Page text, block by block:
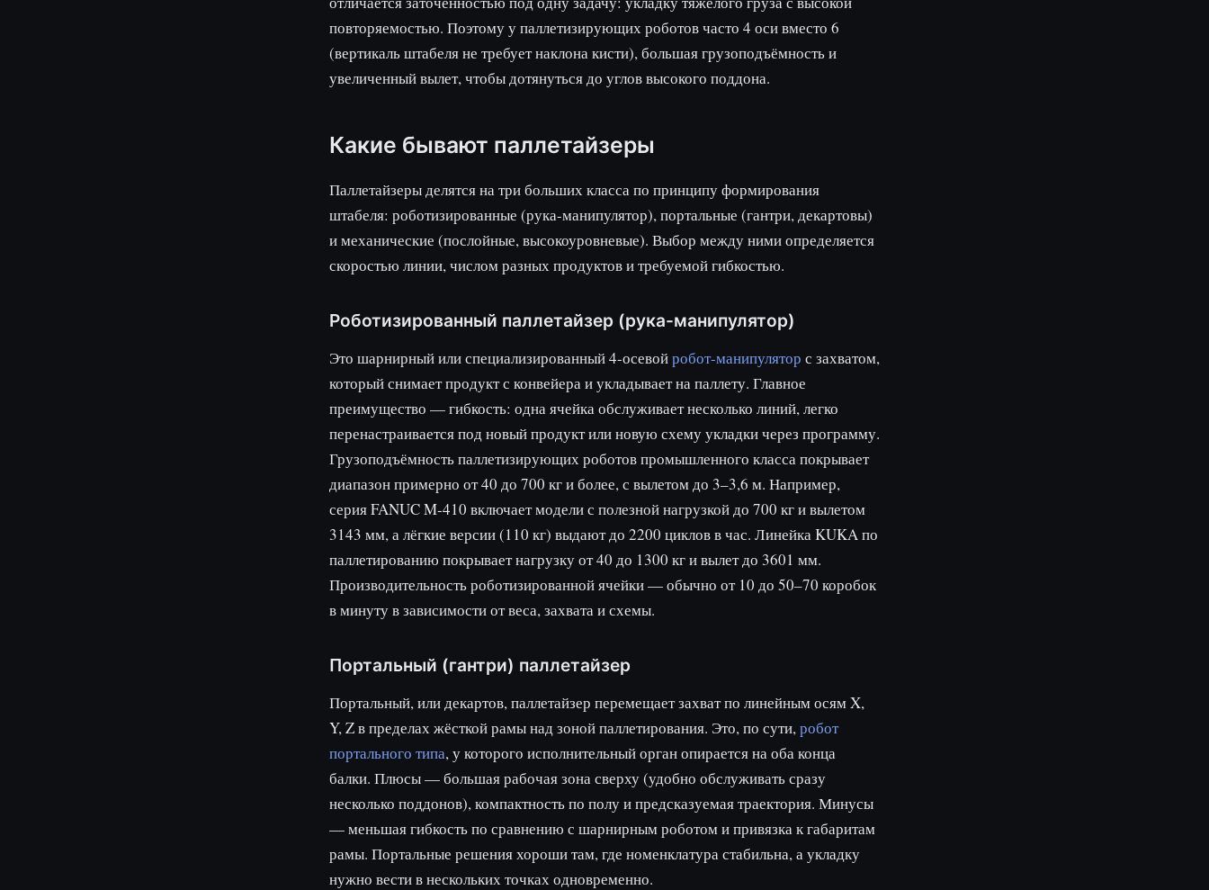
повторяемостью. Поэтому у паллетизирующих роботов часто 4 оси вместо 6
(вертикаль штабеля не требует наклона кисти), большая грузоподъёмность и
увеличенный вылет, чтобы дотянуться до углов высокого поддона.
Какие бывают паллетайзеры
Паллетайзеры делятся на три больших класса по принципу формирования
штабеля: роботизированные (рука-манипулятор), портальные (гантри, декартовы)
и механические (послойные, высокоуровневые). Выбор между ними определяется
скоростью линии, числом разных продуктов и требуемой гибкостью.
Роботизированный паллетайзер (рука-манипулятор)
Это шарнирный или специализированный 4-осевойробот-манипулятор с захватом,
который снимает продукт с конвейера и укладывает на паллету. Главное
преимущество — гибкость: одна ячейка обслуживает несколько линий, легко
перенастраивается под новый продукт или новую схему укладки через программу.
Грузоподъёмность паллетизирующих роботов промышленного класса покрывает
диапазон примерно от 40 до 700 кг и более, с вылетом до 3–3,6 м. Например,
серия FANUC M-410 включает модели с полезной нагрузкой до 700 кг и вылетом
3143 мм, а лёгкие версии (110 кг) выдают до 2200 циклов в час. Линейка KUKA по
паллетированию покрывает нагрузку от 40 до 1300 кг и вылет до 3601 мм.
Производительность роботизированной ячейки — обычно от 10 до 50–70 коробок
в минуту в зависимости от веса, захвата и схемы.
Портальный (гантри) паллетайзер
Портальный, или декартов, паллетайзер перемещает захват по линейным осям X,
Y, Z в пределах жёсткой рамы над зоной паллетирования. Это, по сути,робот
портального типа, у которого исполнительный орган опирается на оба конца
балки. Плюсы — большая рабочая зона сверху (удобно обслуживать сразу
несколько поддонов), компактность по полу и предсказуемая траектория. Минусы
— меньшая гибкость по сравнению с шарнирным роботом и привязка к габаритам
рамы. Портальные решения хороши там, где номенклатура стабильна, а укладку
нужно вести в нескольких точках одновременно.